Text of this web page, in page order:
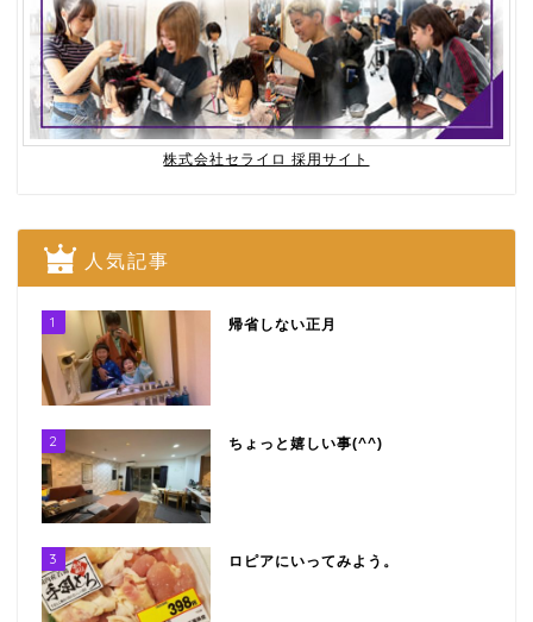
株式会社セライロ 採用サイト
人気記事
1 帰省しない正月
2 ちょっと嬉しい事(^^)
3 ロピアにいってみよう。